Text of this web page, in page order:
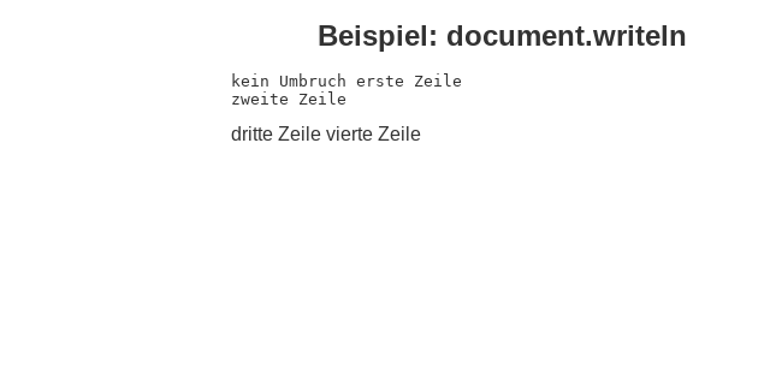
Beispiel: document.writeln
kein Umbruch erste Zeile
zweite Zeile
dritte Zeile vierte Zeile